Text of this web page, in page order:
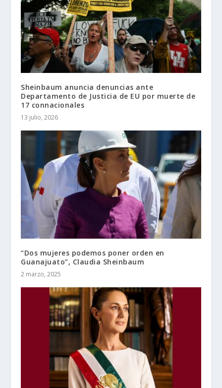
Sheinbaum anuncia denuncias ante
Departamento de Justicia de EU por muerte de
17 connacionales
13 julio, 2026
“Dos mujeres podemos poner orden en
Guanajuato”, Claudia Sheinbaum
2 marzo, 2025